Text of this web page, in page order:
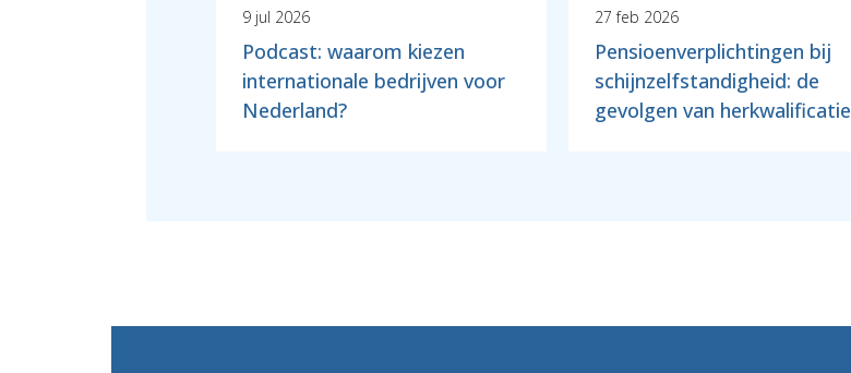
9 jul 2026
Podcast: waarom kiezen
internationale bedrijven voor
Nederland?
27 feb 2026
Pensioenverplichtingen bij
schijnzelfstandigheid: de
gevolgen van herkwalificatie